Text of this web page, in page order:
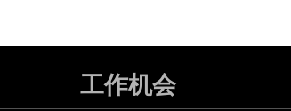
工作机会